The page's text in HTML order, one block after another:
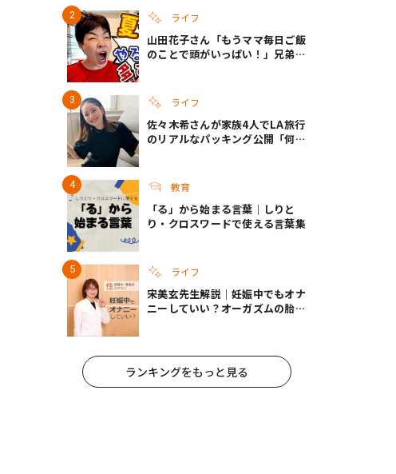
ライフ
山田花子さん「もうママ毎日ご飯
のことで頭がいっぱい！」兄弟夏
ライフ
佐々木希さんが家族4人でLA旅行
のリアルなパッキング公開「何が
教育
「る」から始まる言葉｜しりと
り・クロスワードで使える言葉集
ライフ
宋美玄先生解説｜妊娠中でもオナ
ニーしていい？オーガズムの胎児
ランキングをもっと見る